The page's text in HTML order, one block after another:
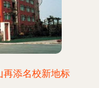
再添名校新地标